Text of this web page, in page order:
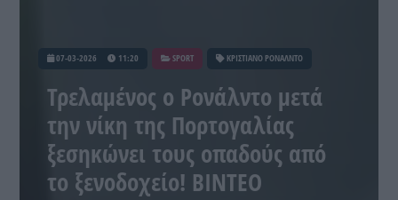
07-03-2026 11:20 SPORT ΚΡΙΣΤΙΑΝΟ ΡΟΝΑΛΝΤΟ
Τρελαμένος ο Ρονάλντο μετά
την νίκη της Πορτογαλίας
ξεσηκώνει τους οπαδούς από
το ξενοδοχείο! ΒΙΝΤΕΟ